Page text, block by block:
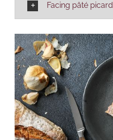
Facing pâté picard